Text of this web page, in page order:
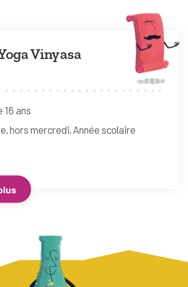
Vinyasa
16 ans
hors mercredi Année scolaire